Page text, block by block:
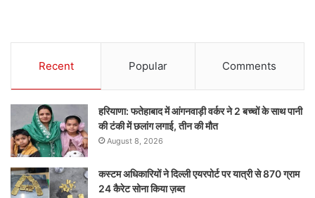
Recent Popular Comments
हरियाणा: फतेहाबाद में आंगनवाड़ी वर्कर ने 2 बच्चों के साथ पानी
की टंकी में छलांग लगाई, तीन की मौत
August 8, 2026
कस्टम अधिकारियों ने दिल्ली एयरपोर्ट पर यात्री से 870 ग्राम
24 कैरेट सोना किया ज़ब्त